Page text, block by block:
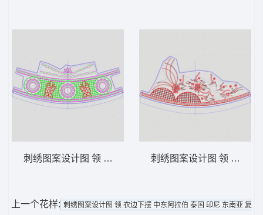
刺绣图案设计图 领 衣边下摆 中东阿拉伯 泰刺绣图案设计图 领 衣边下
上一个花样: 刺绣图案设计图 领 衣边下摆 中东阿拉伯 泰国 印尼 东南亚 复